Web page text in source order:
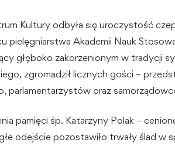
Kultury odbyła się uroczystość
pielęgniarstwa Akademii Nauk
głęboko zakorzenionym w tradycji
zgromadził licznych gości –
parlamentarzystów oraz
pamięci śp. Katarzyny Polak –
odejście pozostawiło trwały ślad w